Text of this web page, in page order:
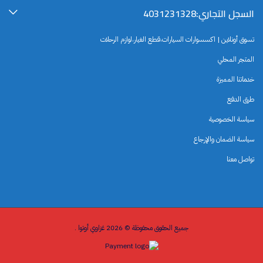
السجل التجاري:4031231328
تسوق أونلاين | اكسسوارات السيارات،قطع الغيار،لوازم الرحلات
المتجر المحلي
خدماتنا المميزة
طرق الدفع
سياسة الخصوصية
سياسة الضمان والإرجاع
تواصل معنا
جميع الحقوق محفوظة © 2026 غزاوي أوتوا .